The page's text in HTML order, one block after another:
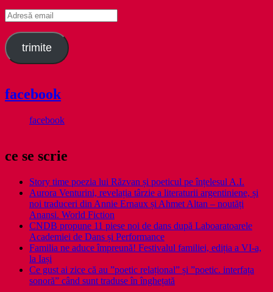
Adresă
email
trimite
facebook
facebook
ce se scrie
Story time poezia lui Răzvan și poeticul pe înțelesul A.I.
Aurora Venturini, revelația târzie a literaturii argentiniene, și
noi traduceri din Annie Ernaux și Ahmet Altan – noutăți
Anansi. World Fiction
CNDB propune 11 piese noi de dans după Laboaratoarele
Academiei de Dans și Performance
Familia ne aduce împreună! Festivalul familiei, ediția a VI-a,
la Iași
Ce gust ai zice că au ”poetic relațional” și ”poetic. interfața
sonoră” când sunt traduse în înghețată